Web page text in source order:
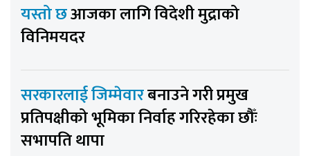
यस्तो छआजका लागि विदेशी मुद्राको
विनिमयदर
सरकारलाई जिम्मेवारबनाउने गरी प्रमुख
प्रतिपक्षीको भूमिका निर्वाह गरिरहेका छौँः
सभापति थापा